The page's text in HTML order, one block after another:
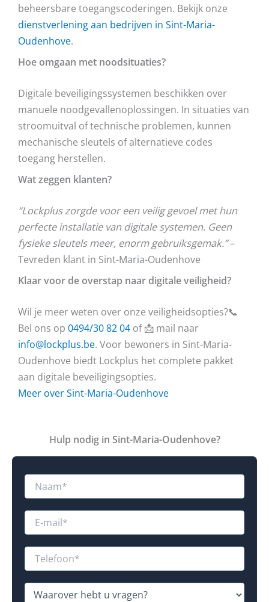
beheersbare toegangscoderingen. Bekijk onze
dienstverlening aan bedrijven in Sint-Maria-
Oudenhove.
Hoe omgaan met noodsituaties?
Digitale beveiligingssystemen beschikken over
manuele noodgevallenoplossingen. In situaties van
stroomuitval of technische problemen, kunnen
mechanische sleutels of alternatieve codes
toegang herstellen.
Wat zeggen klanten?
“Lockplus zorgde voor een veilig gevoel met hun
perfecte installatie van digitale systemen. Geen
fysieke sleutels meer, enorm gebruiksgemak.”–
Tevreden klant in Sint-Maria-Oudenhove
Klaar voor de overstap naar digitale veiligheid?
Wil je meer weten over onze veiligheidsopties?📞
Bel ons op 0494/30 82 04 of 📩 mail naar
info@lockplus.be. Voor bewoners in Sint-Maria-
Oudenhove biedt Lockplus het complete pakket
aan digitale beveiligingsopties.
Meer over Sint-Maria-Oudenhove
Hulp nodig in Sint-Maria-Oudenhove?
N
mE
a
*
T
ev
W